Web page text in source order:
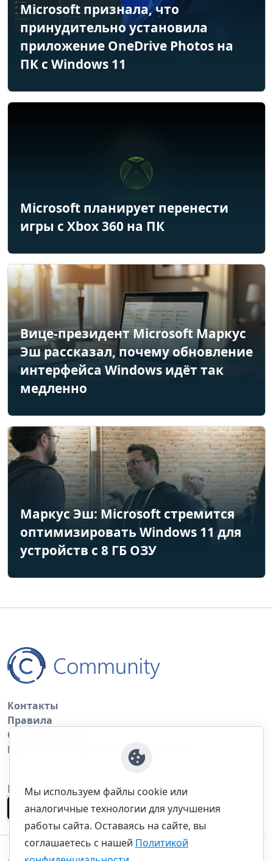
Microsoft признала, что
принудительно установила
приложение OneDrive Photos на
ПК с Windows 11
Microsoft планирует перенести
игры с Xbox 360 на ПК
Вице-президент Microsoft Маркус
Эш рассказал, почему обновление
интерфейса Windows идёт так
медленно
Маркус Эш: Microsoft стремится
оптимизировать Windows 11 для
устройств с 8 ГБ ОЗУ
Контакты
Правила
Обратная связь
Правила копирования материалов
Приложение
Мы используем файлы cookie или
аналогичные технологии для улучшения
работы сайта. Оставаясь на сайте, вы
соглашаетесь с нашей Политикой